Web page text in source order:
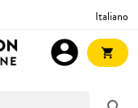
Italiano
account_circle shopping_cart